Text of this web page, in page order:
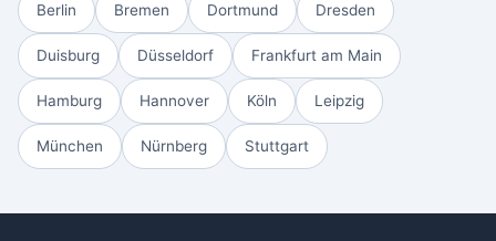
Berlin Bremen Dortmund Dresden
Duisburg Düsseldorf Frankfurt am Main
Hamburg Hannover Köln Leipzig
München Nürnberg Stuttgart